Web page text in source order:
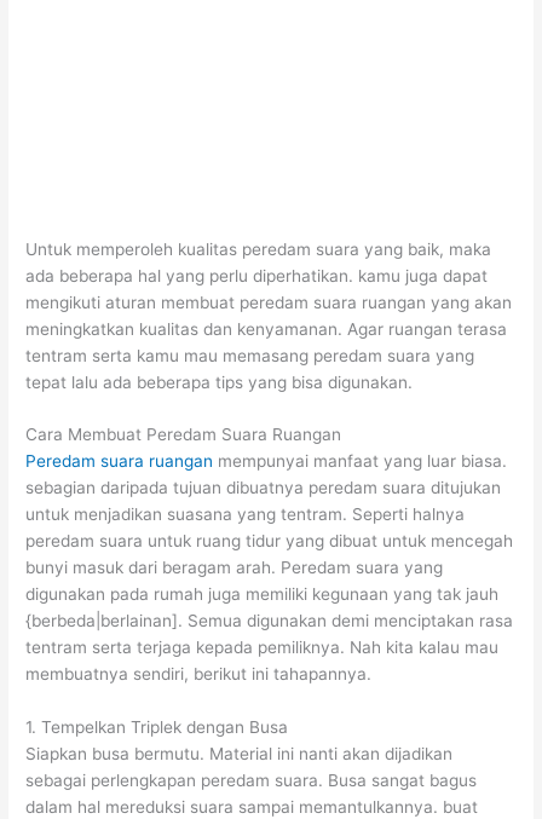
Untuk memperoleh kualitas peredam suara yang baik, maka
ada beberapa hal yang perlu diperhatikan. kamu juga dapat
mengikuti aturan membuat peredam suara ruangan yang akan
meningkatkan kualitas dan kenyamanan. Agar ruangan terasa
tentram serta kamu mau memasang peredam suara yang
tepat lalu ada beberapa tips yang bisa digunakan.
Cara Membuat Peredam Suara Ruangan
Peredam suara ruangan mempunyai manfaat yang luar biasa.
sebagian daripada tujuan dibuatnya peredam suara ditujukan
untuk menjadikan suasana yang tentram. Seperti halnya
peredam suara untuk ruang tidur yang dibuat untuk mencegah
bunyi masuk dari beragam arah. Peredam suara yang
digunakan pada rumah juga memiliki kegunaan yang tak jauh
{berbeda|berlainan]. Semua digunakan demi menciptakan rasa
tentram serta terjaga kepada pemiliknya. Nah kita kalau mau
membuatnya sendiri, berikut ini tahapannya.
1. Tempelkan Triplek dengan Busa
Siapkan busa bermutu. Material ini nanti akan dijadikan
sebagai perlengkapan peredam suara. Busa sangat bagus
dalam hal mereduksi suara sampai memantulkannya. buat